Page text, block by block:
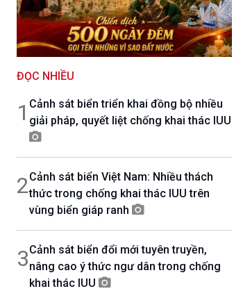
05h59-06h00
Nhạc Top- Báo giờ
06h00-06h28
Thời sự sáng (trực tiếp)
Quảng cáo
Quân đội nhân dân
07h00-08h30
Theo dòng thời sự
08h55-09h00
Chương trình đệm
09h00-10h00
Chuyên gia của bạn (Phát lại thứ Tư)
10h30-11h00
Vì an ninh Tổ quốc
ĐỌC NHIỀU
1 Cảnh sát biển triển khai đồng bộ nhiều
giải pháp, quyết liệt chống khai thác IUU
2Cảnh sát biển Việt Nam: Nhiều thách
thức trong chống khai thác IUU trên
vùng biển giáp ranh
3Cảnh sát biển đổi mới tuyên truyền,
nâng cao ý thức ngư dân trong chống
khai thác IUU